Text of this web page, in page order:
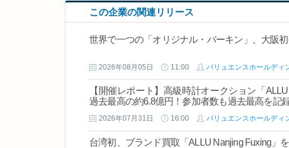
この企業の関連リリース
世界で一つの「オリジナル・バーキン」、大阪
2026年08月05日 11:00 バリュエンスホールディ
【開催レポート】高級時計オークション「
過去最高の約6.8億円！参加者数も過去最高を記
2026年07月31日 16:00 バリュエンスホールディ
台湾初、ブランド買取「ALLU Nanjing Fuxing」